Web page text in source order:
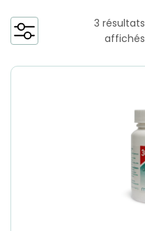
3 résultats
affichés